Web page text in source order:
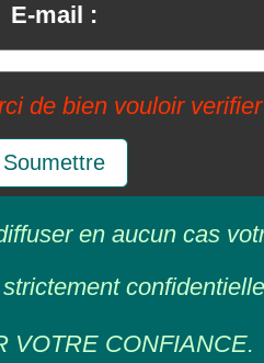
E-mail :
de bien vouloir
Soumettre
en aucun cas
VOTRE CONFIANCE.